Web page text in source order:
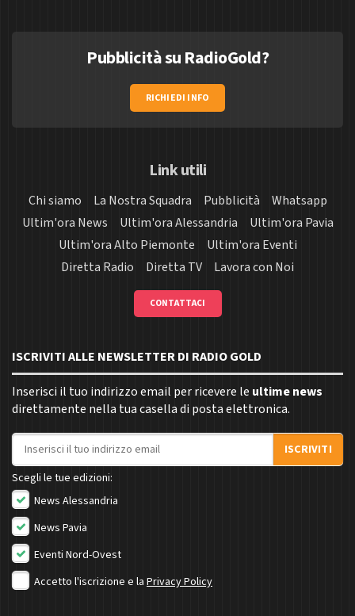
Pubblicità su RadioGold?
RICHIEDI INFO
Link utili
Chi siamo La Nostra Squadra Pubblicità
Whatsapp
Ultim'ora News
Ultim'ora Alessandria
Ultim'ora Pavia
Ultim'ora Alto Piemonte
Ultim'ora Eventi
Diretta Radio
Diretta TV Lavora con Noi
CONTATTACI
ISCRIVITI ALLE NEWSLETTER DI RADIO GOLD
Inserisci il tuo indirizzo email per ricevere le ultime news
direttamente nella tua casella di posta elettronica.
Indirizzo email
ISCRIVITI
Scegli le tue edizioni:
News Alessandria
News Pavia
Eventi Nord-Ovest
Accetto l'iscrizione e la Privacy Policy